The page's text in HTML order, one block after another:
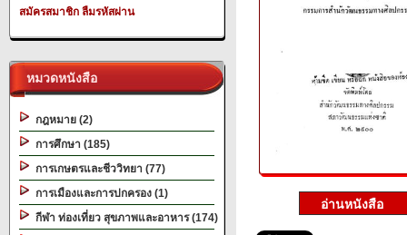
สมัครสมาชิก ลืมรหัสผ่าน
หมวดหนังสือ
กฎหมาย (2)
การศึกษา (185)
การเกษตรและชีววิทยา (77)
การเมืองและการปกครอง (1)
กีฬา ท่องเที่ยว สุขภาพและอาหาร (174)